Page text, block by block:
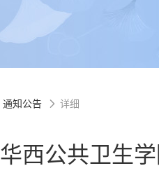
通知公告  详细
华西公共卫生